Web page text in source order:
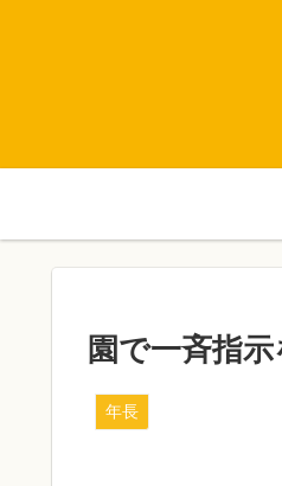
園で一斉指
年長